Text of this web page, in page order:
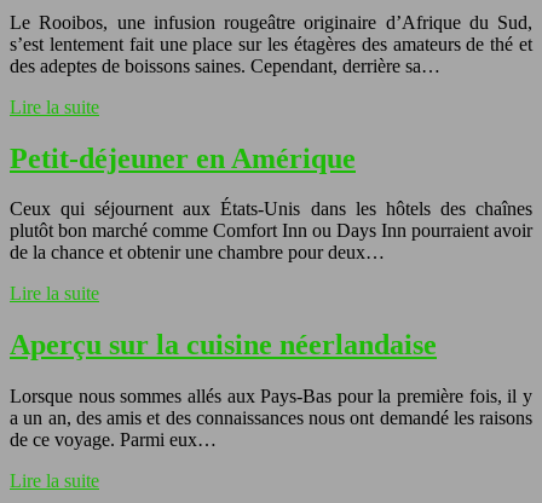
Le Rooibos, une infusion rougeâtre originaire d’Afrique du Sud,
s’est lentement fait une place sur les étagères des amateurs de thé et
des adeptes de boissons saines. Cependant, derrière sa…
Lire la suite
Petit-déjeuner en Amérique
Ceux qui séjournent aux États-Unis dans les hôtels des chaînes
plutôt bon marché comme Comfort Inn ou Days Inn pourraient avoir
de la chance et obtenir une chambre pour deux…
Lire la suite
Aperçu sur la cuisine néerlandaise
Lorsque nous sommes allés aux Pays-Bas pour la première fois, il y
a un an, des amis et des connaissances nous ont demandé les raisons
de ce voyage. Parmi eux…
Lire la suite